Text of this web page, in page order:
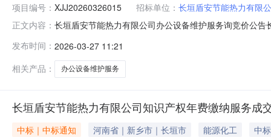
项目编号： XJJ20260326015 招标单位： 长垣盾安节能热力有限
正文内容： 长垣盾安节能热力有限公司办公设备维护服务询竞价公
设备维护服务项目编号:XJJ20260326015项目类别：服
发布时间： 2026-03-27 11:21
相关产品：
办公设备维护服务
长垣盾安节能热力有限公司知识产权年费缴纳服务成
中标｜中标通知 河南省｜新乡市｜长垣市 能源化工
中